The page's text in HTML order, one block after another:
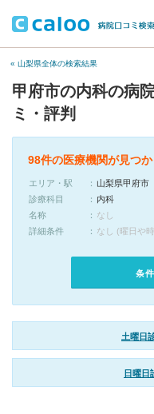
« 山梨県全体の検索結果
甲府市の内科の病
ミ・評判
98件の医療機関が見つ
エリア・駅
山梨県甲府市
診療科目
内科
名称
なし
詳細条件
なし (曜日や
条
土曜日
日曜日